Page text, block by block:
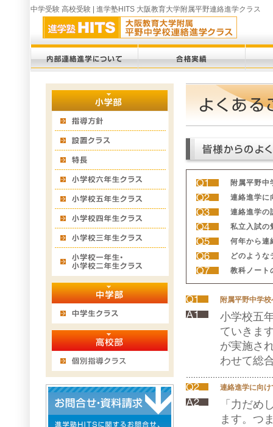
中学受験 高校受験 | 進学塾HITS 大阪教育大学附属平野連絡進学クラス
附属平野
連絡進学に
連絡進学の
私立入試の
何年から連
どのような
教科ノート
附属平野中学
小学校五
ていきま
が実施さ
わせて総
連絡進学に向
「力だめ
ます。つ